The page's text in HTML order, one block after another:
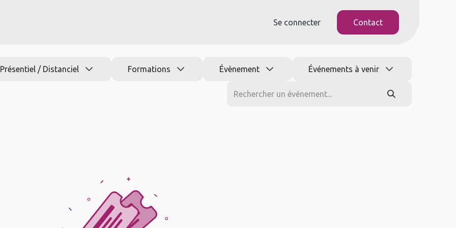
Se connecter Contact
Présentiel / Distanciel Formations Évènement Événements à venir